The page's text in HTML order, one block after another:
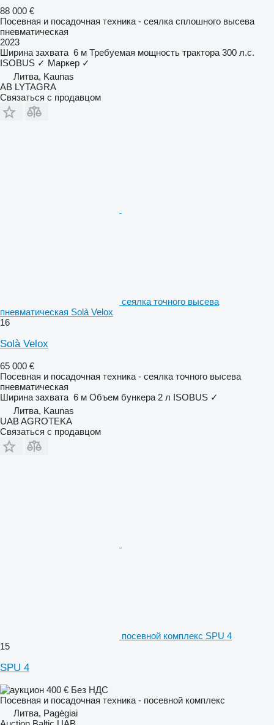
88 000 €
Посевная и посадочная техника - сеялка сплошного высева
пневматическая
2023
Ширина захвата 6 м Требуемая мощность трактора 300 л.с.
ISOBUS ✓ Маркер ✓
Литва, Kaunas
AB LYTAGRA
Связаться с продавцом
сеялка точного высева
пневматическая Solà Velox
16
Solà Velox
65 000 €
Посевная и посадочная техника - сеялка точного высева
пневматическая
Ширина захвата 6 м Объем бункера 2 л ISOBUS ✓
Литва, Kaunas
UAB AGROTEKA
Связаться с продавцом
посевной комплекс SPU 4
15
SPU 4
400 € Без НДС
Посевная и посадочная техника - посевной комплекс
Литва, Pagėgiai